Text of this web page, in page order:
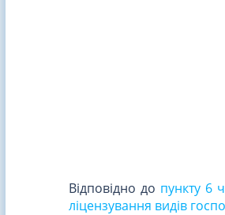
Відповідно до пункту 6
ліцензування видів